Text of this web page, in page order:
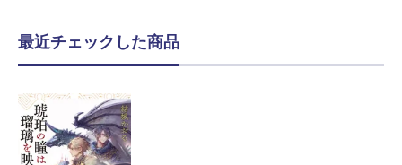
最近チェックした商品